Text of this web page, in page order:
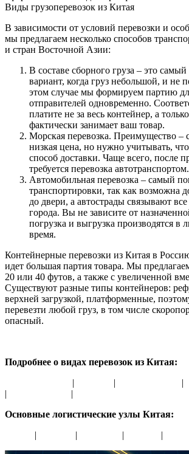
Виды грузоперевозок из Китая
В зависимости от условий перевозки и
мы предлагаем несколько способов
и стран Восточной Азии:
В составе сборного груза – это
вариант, когда груз небольшой, и не
этом случае мы формируем партию
отправителей одновременно.
платите не за весь контейнер, а
фактически занимает ваш товар.
Морская перевозка. Преимущество –
низкая цена, но нужно учитывать,
способ доставки. Чаще всего, после
требуется перевозка автотранспортом.
Автомобильная перевозка – самый
транспортировки, так как возможна
до двери, а автострады связывают
города. Вы не зависите от
погрузка и выгрузка производятся в
время.
Контейнерные перевозки из Китая в
идет большая партия товара. Мы
20 или 40 футов, а также с увеличенной
Существуют разные типы контейнеров:
верхней загрузкой, платформенные,
перевезти любой груз, в том числе
опасный.
Подробнее о видах перевозок из Китая:
| | |
|
|
Основные логистические узлы Китая:
| | | |